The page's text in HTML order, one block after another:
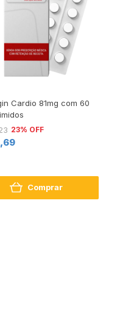
Cardio 81mg com 60
23% OFF
Comprar